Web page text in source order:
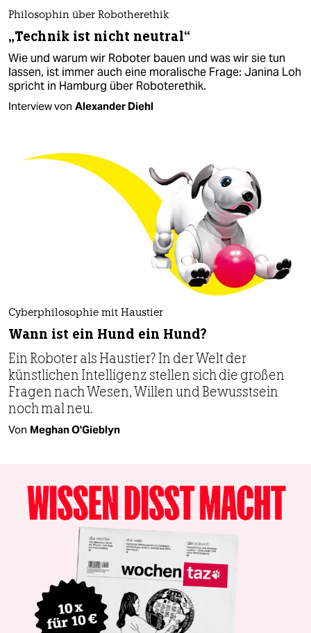
Philosophin über Robotherethik
„Technik ist nicht neutral“
Wie und warum wir Roboter bauen und was wir sie tun
lassen, ist immer auch eine moralische Frage: Janina Loh
spricht in Hamburg über Roboterethik.
Interview von Alexander Diehl
Cyberphilosophie mit Haustier
Wann ist ein Hund ein Hund?
Ein Roboter als Haustier? In der Welt der
künstlichen Intelligenz stellen sich die großen
Fragen nach Wesen, Willen und Bewusstsein
noch mal neu.
Von Meghan O'Gieblyn